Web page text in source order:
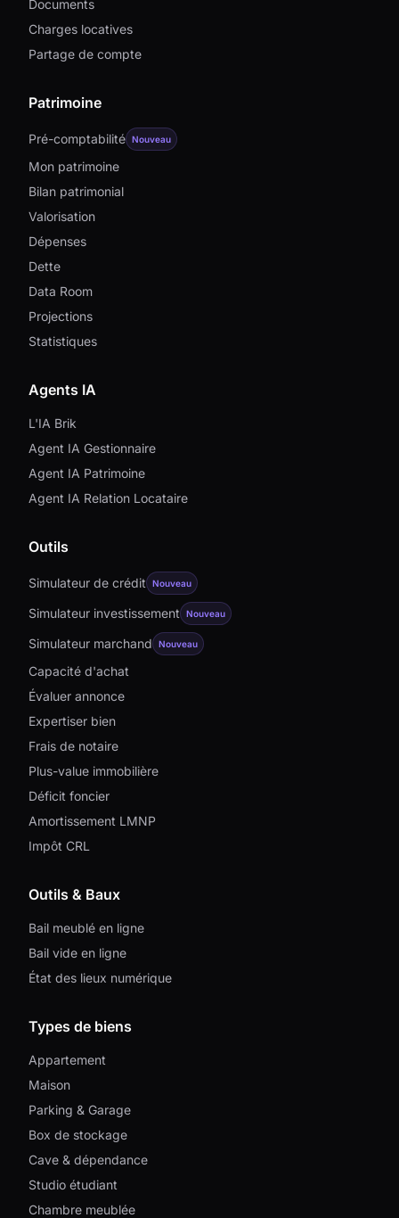
Documents
Charges locatives
Partage de compte
Patrimoine
Pré-comptabilité Nouveau
Mon patrimoine
Bilan patrimonial
Valorisation
Dépenses
Dette
Data Room
Projections
Statistiques
Agents IA
L'IA Brik
Agent IA Gestionnaire
Agent IA Patrimoine
Agent IA Relation Locataire
Outils
Simulateur de crédit Nouveau
Simulateur investissement Nouveau
Simulateur marchand Nouveau
Capacité d'achat
Évaluer annonce
Expertiser bien
Frais de notaire
Plus-value immobilière
Déficit foncier
Amortissement LMNP
Impôt CRL
Outils & Baux
Bail meublé en ligne
Bail vide en ligne
État des lieux numérique
Types de biens
Appartement
Maison
Parking & Garage
Box de stockage
Cave & dépendance
Studio étudiant
Chambre meublée